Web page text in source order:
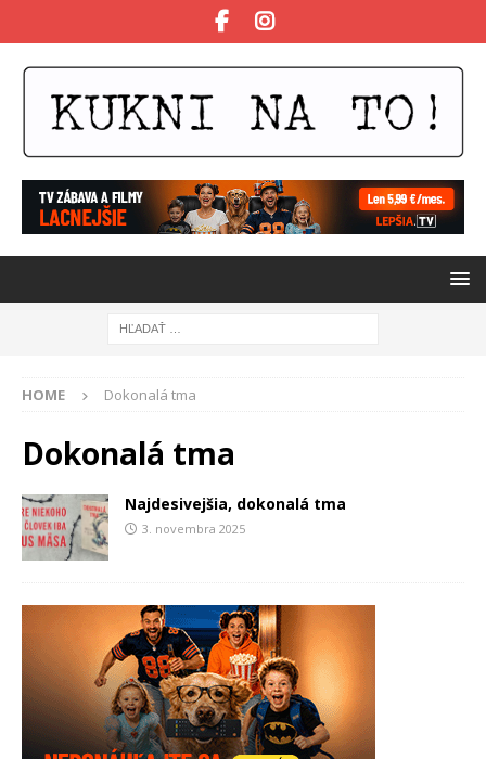
HOME Dokonalá tma
Dokonalá tma
Najdesivejšia, dokonalá tma
3. novembra 2025